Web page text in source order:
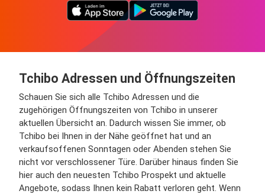
Tchibo Adressen und Öffnungszeiten
Schauen Sie sich alle Tchibo Adressen und die
zugehörigen Öffnungszeiten von Tchibo in unserer
aktuellen Übersicht an. Dadurch wissen Sie immer, ob
Tchibo bei Ihnen in der Nähe geöffnet hat und an
verkaufsoffenen Sonntagen oder Abenden stehen Sie
nicht vor verschlossener Türe. Darüber hinaus finden Sie
hier auch den neuesten Tchibo Prospekt und aktuelle
Angebote, sodass Ihnen kein Rabatt verloren geht. Wenn